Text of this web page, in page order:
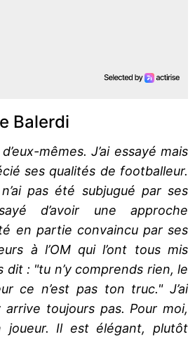
Balerdi
mêmes. J’ai essayé mais
ses qualités de footballeur.
pas été subjugué par ses
d’avoir une approche
en partie convaincu par ses
à l’OM qui l’ont tous mis
dit : "tu n’y comprends rien, le
ce n’est pas ton truc." J’ai
arrive toujours pas. Pour moi,
joueur. Il est élégant, plutôt